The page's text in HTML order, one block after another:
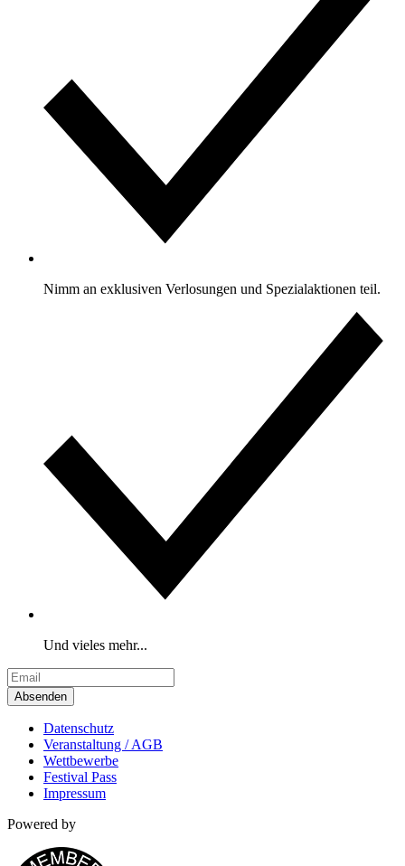
Nimm an exklusiven Verlosungen und Spezialaktionen teil.
Und vieles mehr...
Absenden
Datenschutz
Veranstaltung / AGB
Wettbewerbe
Festival Pass
Impressum
Powered by